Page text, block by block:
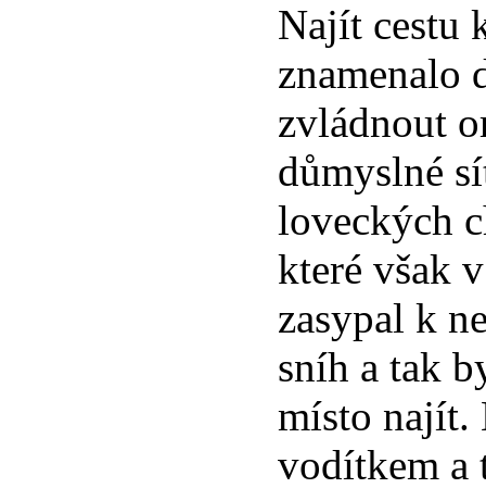
Najít cestu
znamenalo
zvládnout
důmyslné
loveckých
které však
zasypal k
sníh a tak
místo najít.
vodítkem a